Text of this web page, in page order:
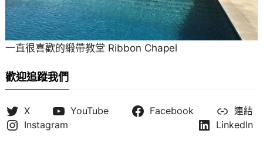
一直很喜歡的緞帶教堂 Ribbon Chapel
歡迎追蹤我們
X YouTube Facebook
連結
Instagram
LinkedIn